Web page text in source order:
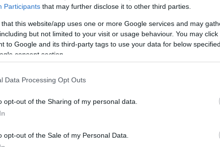
Participants that may further disclose it to other third parties.
that this website/app uses one or more Google services and may
but not limited to your visit or usage behaviour. You may
to Google and its third-party tags to use your data for below
consent section.
Data Processing Opt Outs
opt-out of the Sharing of my personal data.
opt-out of the Sale of my Personal Data.
Η μετεγκατάστασή του δεν αναιρεί το νομικό
τον νόμο και θα δημιουργούσε προηγούμενο
της Άγκυρας μέσω μιας τέτοιας ανοχής θα
ερμηνείας. Η αξιοπιστία του CAATSA, όπως και
βασίζεται στη συνέπεια.
κυρώσεων, διαδραματίζει κρίσιμο ρόλο στον τρόπο
στις μεταβαλλόμενες στρατιωτικές
το πώς η τοποθέτηση των S-400 στη Συρία-υπό